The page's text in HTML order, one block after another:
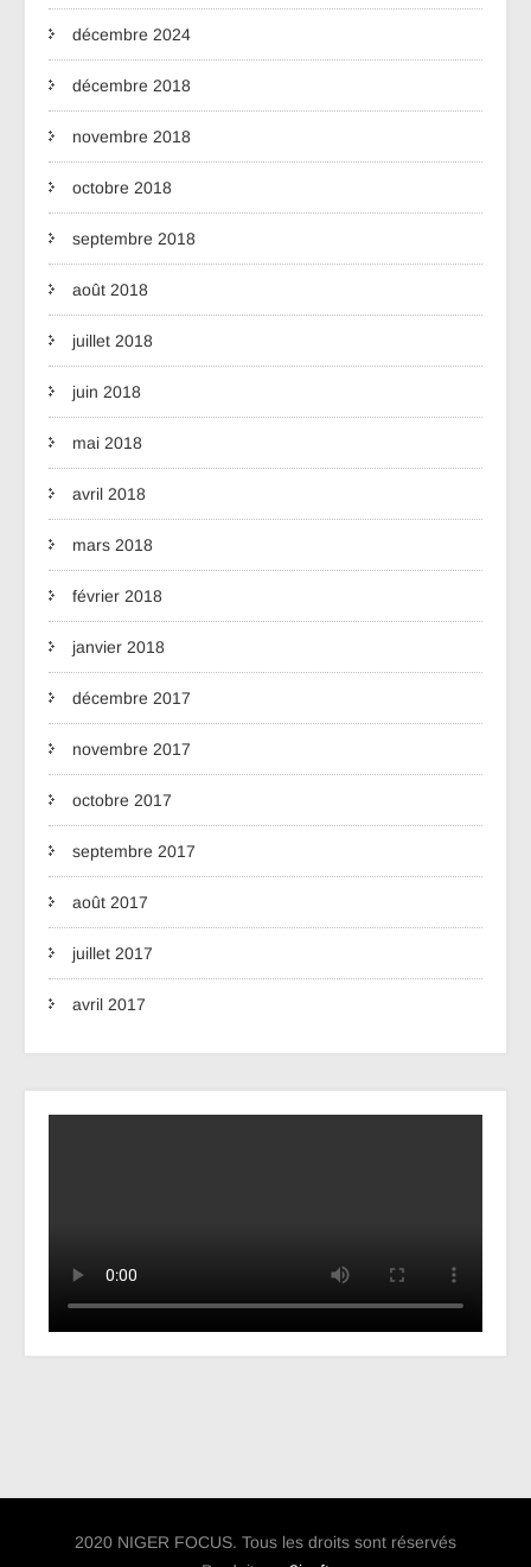
décembre 2024
décembre 2018
novembre 2018
octobre 2018
septembre 2018
août 2018
juillet 2018
juin 2018
mai 2018
avril 2018
mars 2018
février 2018
janvier 2018
décembre 2017
novembre 2017
octobre 2017
septembre 2017
août 2017
juillet 2017
avril 2017
2020 NIGER FOCUS. Tous les droits sont réservés